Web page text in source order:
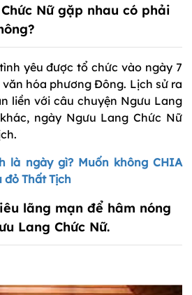
Nữ gặp nhau có phải
yêu được tổ chức vào ngày 7
hóa phương Đông. Lịch sử ra
liền với câu chuyện Ngưu Lang
ngày Ngưu Lang Chức Nữ
là ngày gì? Muốn không CHIA
đỏ Thất Tịch
lãng mạn để hâm nóng
Lang Chức Nữ.